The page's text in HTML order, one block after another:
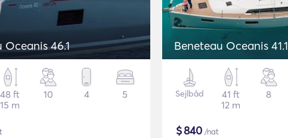
Oceanis 46.1
48 ft
15 m
10 4 5
Beneteau Oceanis 41.1
Sejlbåd
41 ft
12 m
8
$840 /nat